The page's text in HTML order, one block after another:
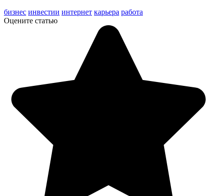
бизнес инвестии интернет карьера работа
Оцените статью